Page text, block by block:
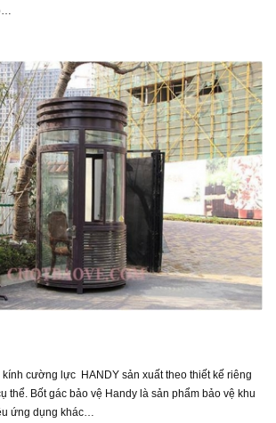
cường lực HANDY sản xuất theo thiết kế riêng
thể. Bốt gác bảo vệ Handy là sản phẩm bảo vệ khu
ứng dụng khác…